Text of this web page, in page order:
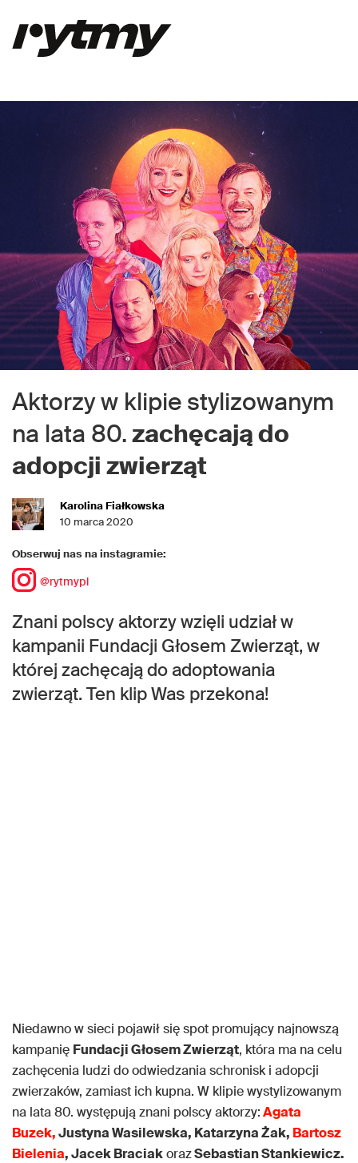
Aktorzy w klipie stylizowanym
na lata 80.zachęcają do
adopcji zwierząt
Karolina Fiałkowska
10 marca 2020
Obserwuj nas na instagramie:
@rytmypl
Znani polscy aktorzy wzięli udział w
kampanii Fundacji Głosem Zwierząt, w
której zachęcają do adoptowania
zwierząt. Ten klip Was przekona!
Niedawno w sieci pojawił się spot promujący najnowszą
kampanię Fundacji Głosem Zwierząt, która ma na celu
zachęcenia ludzi do odwiedzania schronisk i adopcji
zwierzaków, zamiast ich kupna. W klipie wystylizowanym
na lata 80. występują znani polscy aktorzy:Agata
Buzek,Justyna Wasilewska, Katarzyna Żak, Bartosz
Bielenia, Jacek BraciakorazSebastian Stankiewicz.